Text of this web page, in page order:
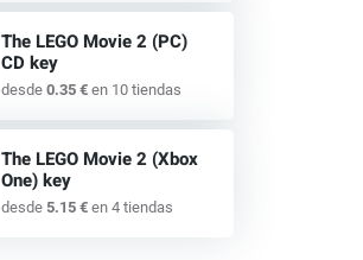
The LEGO Movie 2 (PC)
CD key
desde 0.35 €en 10 tiendas
The LEGO Movie 2 (Xbox
One) key
desde 5.15 €en 4 tiendas